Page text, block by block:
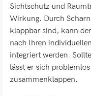
Sichtschutz und
Wirkung. Durch
klappbar sind, kann
nach Ihren
integriert werden.
lässt er sich
zusammenklappen.